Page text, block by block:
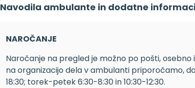
Navodila ambulante in dodatne
NAROČANJE
Naročanje na pregled je možno po pošti,
na organizacijo dela v ambulanti priporočamo,
18:30; torek-petek 6:30-8:30 in 10:30-12:30.